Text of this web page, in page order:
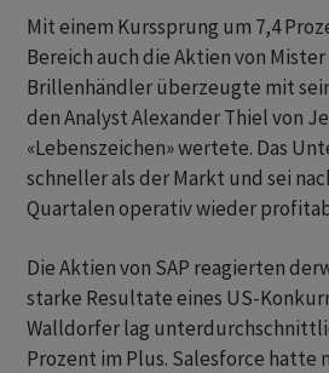
Mit einem Kurssprung um 7,4
Bereich auch die Aktien von Mister
Brillenhändler überzeugte mit
den Analyst Alexander Thiel von
«Lebenszeichen» wertete. Das
schneller als der Markt und sei
Quartalen operativ wieder
Die Aktien von SAP reagierten
starke Resultate eines US-
Walldorfer lag
Prozent im Plus. Salesforce hatte